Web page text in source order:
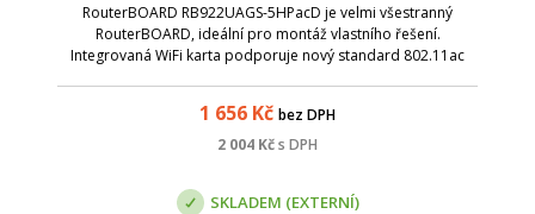
RouterBOARD RB922UAGS-5HPacD je velmi všestranný
RouterBOARD, ideální pro montáž vlastního řešení.
Integrovaná WiFi karta podporuje nový standard 802.11ac
1 656 Kč bez DPH
2 004 Kčs DPH
SKLADEM (EXTERNÍ)